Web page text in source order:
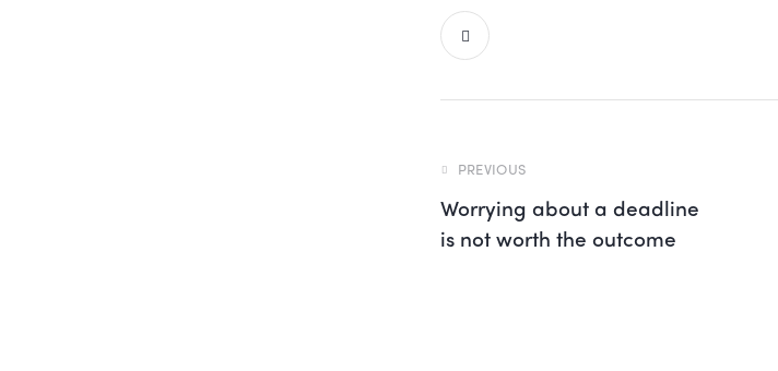
PREVIOUS
Worrying about a deadline
is not worth the outcome